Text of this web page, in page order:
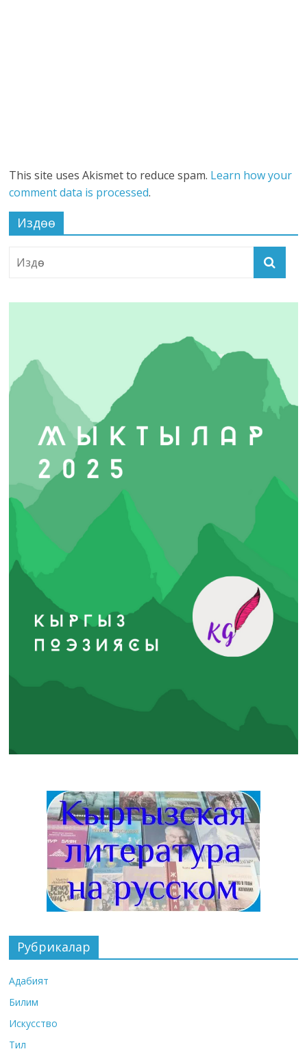
This site uses Akismet to reduce spam. Learn how your
comment data is processed.
Издөө
Рубрикалар
Адабият
Билим
Искусство
Тил